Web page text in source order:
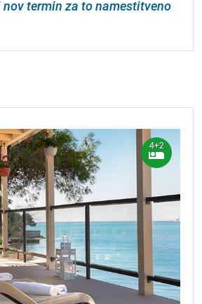
termin za to namestitveno
4+2